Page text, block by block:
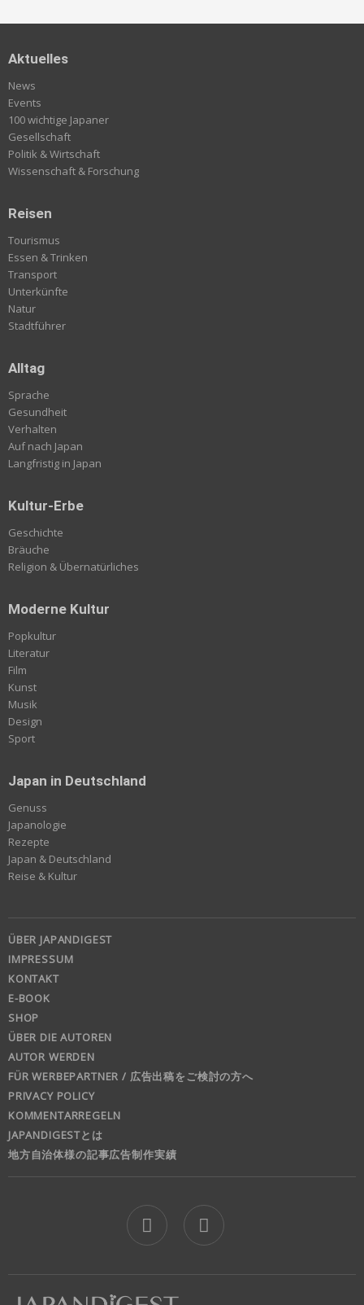
Aktuelles
News
Events
100 wichtige Japaner
Gesellschaft
Politik & Wirtschaft
Wissenschaft & Forschung
Reisen
Tourismus
Essen & Trinken
Transport
Unterkünfte
Natur
Stadtführer
Alltag
Sprache
Gesundheit
Verhalten
Auf nach Japan
Langfristig in Japan
Kultur-Erbe
Geschichte
Bräuche
Religion & Übernatürliches
Moderne Kultur
Popkultur
Literatur
Film
Kunst
Musik
Design
Sport
Japan in Deutschland
Genuss
Japanologie
Rezepte
Japan & Deutschland
Reise & Kultur
ÜBER JAPANDIGEST
IMPRESSUM
KONTAKT
E-BOOK
SHOP
ÜBER DIE AUTOREN
AUTOR WERDEN
FÜR WERBEPARTNER / 広告出稿をご検討の方へ
PRIVACY POLICY
KOMMENTARREGELN
JAPANDIGESTとは
地方自治体様の記事広告制作実績